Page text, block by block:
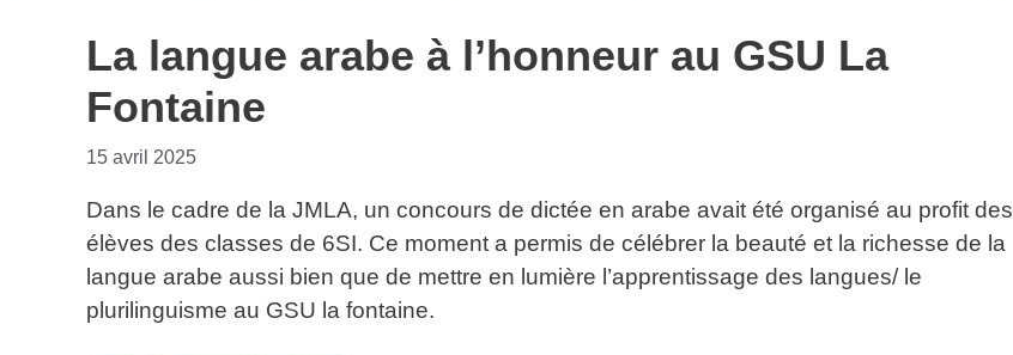
La langue arabe à l’honneur au GSU La
Fontaine
15 avril 2025
Dans le cadre de la JMLA, un concours de dictée en arabe avait été organisé au profit des
élèves des classes de 6SI. Ce moment a permis de célébrer la beauté et la richesse de la
langue arabe aussi bien que de mettre en lumière l’apprentissage des langues/ le
plurilinguisme au GSU la fontaine.